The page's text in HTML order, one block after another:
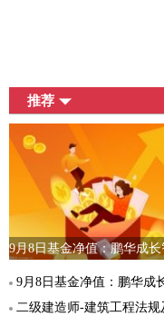
推荐
9月8日基金净值：鹏华成
二级建造师-建筑工程法